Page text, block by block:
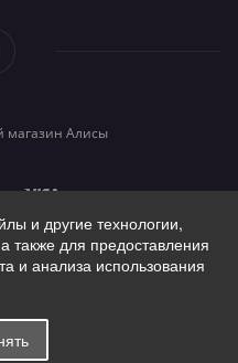
Алисы
и другие технологии,
также для предоставления
и анализа использования